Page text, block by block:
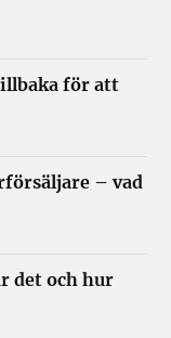
för att
– vad
det och hur